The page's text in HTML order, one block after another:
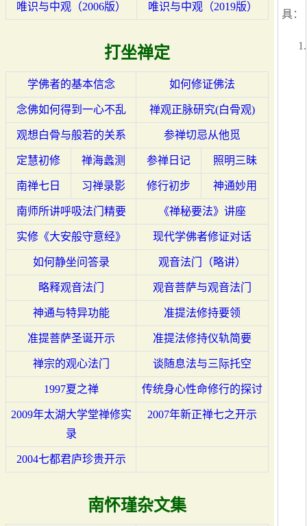
唯识与中观（2006版） 唯识与中观（2019版）
打坐禅定
学佛者的基本信念 如何修证佛法
念佛如何得到一心不乱 禅观正脉研究(白骨观)
观想白骨与般若的关系 参禅切忌从他觅
定慧初修 禅海蠡测 参禅日记 照明三昧
南禅七日 习禅录影 修行初步 神通妙用
南师所讲呼吸法门精要 《禅秘要法》讲座
实修《大安般守意经》 现代学佛者修证对话
如何静坐问答录 观音法门（略讲）
略释观音法门 观音菩萨与观音法门
神通与特异功能 准提法修持要领
准提菩萨圣诞开示 准提法修持仪轨简要
禅宗的观心法门 谈随息法与三际托空
1997夏之禅 传统身心性命修行的探讨
2009年太湖大学堂禅修实
录
2007年新正禅七之开示
2004七都君庐珍贵开示
南怀瑾杂文集
具：